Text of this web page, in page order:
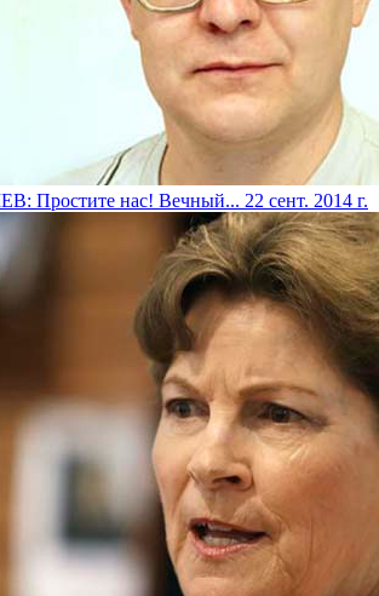
Простите нас! Вечный... 22 сент. 2014 г.